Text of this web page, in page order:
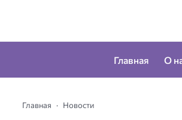
Главная О
Главная Новости